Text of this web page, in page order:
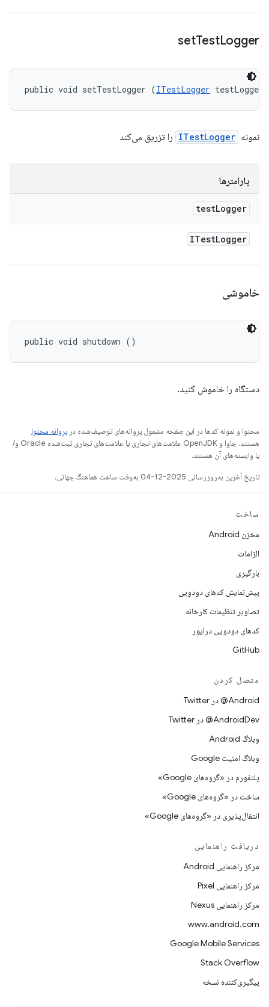
setTestLogger
public void setTestLogger (ITestLogger testLogger)
نمونه ITestLogger را تزریق می‌کند
پارامترها
testLogger
ITestLogger
خاموشی
public void shutdown ()
دستگاه را خاموش کنید.
محتوا و نمونه کدها در این صفحه مشمول پروانه‌های توصیف‌شده در پروانه محتوا
هستند. جاوا و OpenJDK علامت‌های تجاری یا علامت‌های تجاری ثبت‌شده Oracle و/
یا وابسته‌های آن هستند.
تاریخ آخرین به‌روزرسانی 2025-12-04 به‌وقت ساعت هماهنگ جهانی.
ساخت
مخزن Android
الزامات
بارگیری
پیش‌نمایش کدهای دودویی
تصاویر تنظیمات کارخانه
کدهای دودویی درایور
GitHub
متصل کردن
Android@ در Twitter
AndroidDev@ در Twitter
وبلاگ Android
وبلاگ امنیت Google
پلتفورم در «گروه‌های Google»
ساخت در «گروه‌های Google»
انتقال‌پذیری در «گروه‌های Google»
دریافت راهنمایی
مرکز راهنمایی Android
مرکز راهنمایی Pixel
مرکز راهنمایی Nexus
www.android.com
Google Mobile Services
Stack Overflow
پیگیری‌کننده نسخه